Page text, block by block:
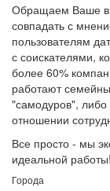
Обращаем Ваше
совпадать с
пользователям
с соискателями,
более 60%
работают
"самодуров",
отношении
Все просто - мы
идеальной работы!
Города